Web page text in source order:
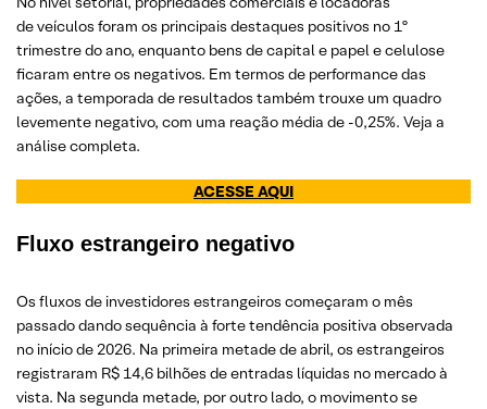
de veículos foram os principais destaques positivos no 1º
trimestre do ano, enquanto bens de capital e papel e celulose
ficaram entre os negativos. Em termos de performance das
ações, a temporada de resultados também trouxe um quadro
levemente negativo, com uma reação média de -0,25%. Veja a
análise completa.
ACESSE AQUI
Fluxo estrangeiro negativo
Os fluxos de investidores estrangeiros começaram o mês
passado dando sequência à forte tendência positiva observada
no início de 2026. Na primeira metade de abril, os estrangeiros
registraram R$ 14,6 bilhões de entradas líquidas no mercado à
vista. Na segunda metade, por outro lado, o movimento se